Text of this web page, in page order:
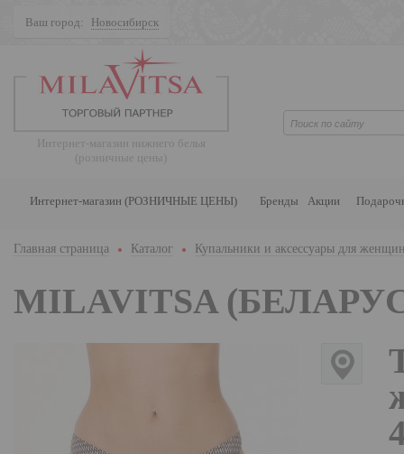
Ваш город: Новосибирск
Интернет-магазин нижнего белья
(розничные цены)
Интернет-магазин (РОЗНИЧНЫЕ ЦЕНЫ) Бренды Акции
Главная страница Каталог Купальники и аксессуары для
MILAVITSA